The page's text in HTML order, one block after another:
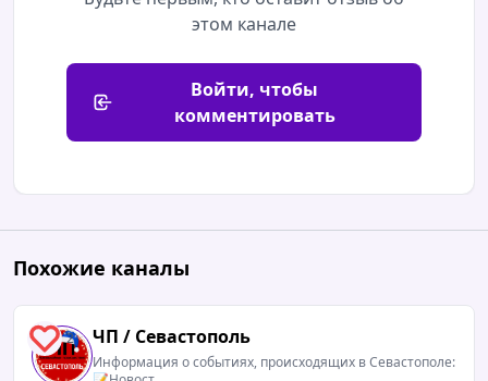
этом канале
Войти, чтобы
комментировать
Похожие каналы
2 ЧП / Севастополь
Информация о событиях, происходящих в Севастополе: